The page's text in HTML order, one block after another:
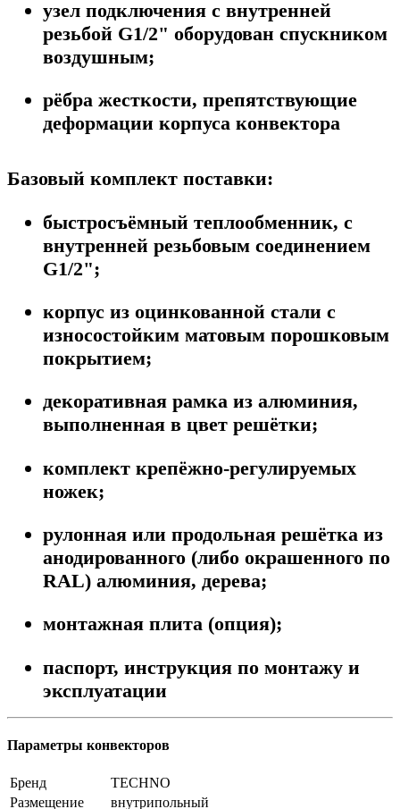
узел подключения с внутренней
резьбой G1/2" оборудован спускником
воздушным;
рёбра жесткости, препятствующие
деформации корпуса конвектора
Базовый комплект поставки:
быстросъёмный теплообменник, с
внутренней резьбовым соединением
G1/2";
корпус из оцинкованной стали с
износостойким матовым порошковым
покрытием;
декоративная рамка из алюминия,
выполненная в цвет решётки;
комплект крепёжно-регулируемых
ножек;
рулонная или продольная решётка из
анодированного (либо окрашенного по
RAL) алюминия, дерева;
монтажная плита (опция);
паспорт, инструкция по монтажу и
эксплуатации
Параметры конвекторов
Бренд
TECHNO
Размещение
внутрипольный